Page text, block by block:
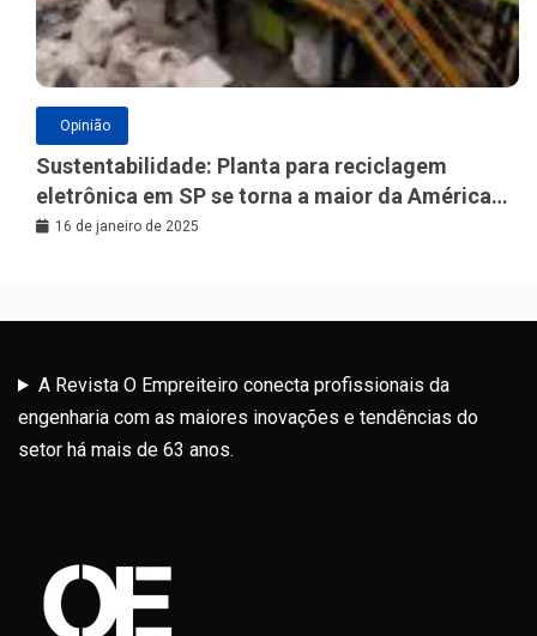
Opinião
Sustentabilidade: Planta para reciclagem
eletrônica em SP se torna a maior da América
Latina
16 de janeiro de 2025
A Revista O Empreiteiro conecta profissionais da
engenharia com as maiores inovações e tendências do
setor há mais de 63 anos.